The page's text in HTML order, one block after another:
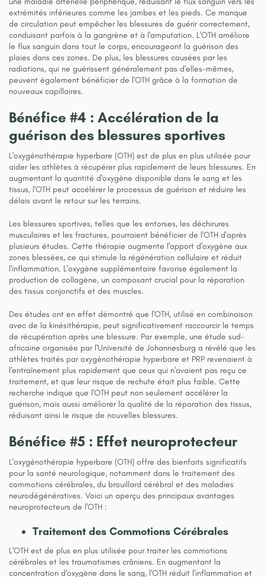
extrémités inférieures comme les jambes et les pieds. Ce manque
de circulation peut empêcher les blessures de guérir correctement,
conduisant parfois à la gangrène et à l'amputation. L'OTH améliore
le flux sanguin dans tout le corps, encourageant la guérison des
plaies dans ces zones. De plus, les blessures causées par les
radiations, qui ne guérissent généralement pas d'elles-mêmes,
peuvent également bénéficier de l'OTH grâce à la formation de
nouveaux capillaires.
Bénéfice #4 : Accélération de la
guérison des blessures sportives
L'oxygénothérapie hyperbare (OTH) est de plus en plus utilisée pour
aider les athlètes à récupérer plus rapidement de leurs blessures. En
augmentant la quantité d'oxygène disponible dans le sang et les
tissus, l'OTH peut accélérer le processus de guérison et réduire les
délais avant le retour sur les terrains.
Les blessures sportives, telles que les entorses, les déchirures
musculaires et les fractures, pourraient bénéficier de l'OTH d'après
plusieurs études. Cette thérapie augmente l'apport d'oxygène aux
zones blessées, ce qui stimule la régénération cellulaire et réduit
l'inflammation. L'oxygène supplémentaire favorise également la
production de collagène, un composant crucial pour la réparation
des tissus conjonctifs et des muscles.
Des études ont en effet démontré que l'OTH, utilisé en combinaison
avec de la kinésithérapie, peut significativement raccourcir le temps
de récupération après une blessure. Par exemple, une étude sud-
africaine organisée par l'Université de Johannesburg a révélé que les
athlètes traités par oxygénothérapie hyperbare et PRP revenaient à
l'entraînement plus rapidement que ceux qui n'avaient pas reçu ce
traitement, et que leur risque de rechute était plus faible. Cette
recherche indique que l'OTH peut non seulement accélérer la
guérison, mais aussi améliorer la qualité de la réparation des tissus,
réduisant ainsi le risque de nouvelles blessures.
Bénéfice #5 : Effet neuroprotecteur
L'oxygénothérapie hyperbare (OTH) offre des bienfaits significatifs
pour la santé neurologique, notamment dans le traitement des
commotions cérébrales, du brouillard cérébral et des maladies
neurodégénératives. Voici un aperçu des principaux avantages
neuroprotecteurs de l'OTH :
Traitement des Commotions Cérébrales
L'OTH est de plus en plus utilisée pour traiter les commotions
cérébrales et les traumatismes crâniens. En augmentant la
concentration d'oxygène dans le sang, l'OTH réduit l'inflammation et